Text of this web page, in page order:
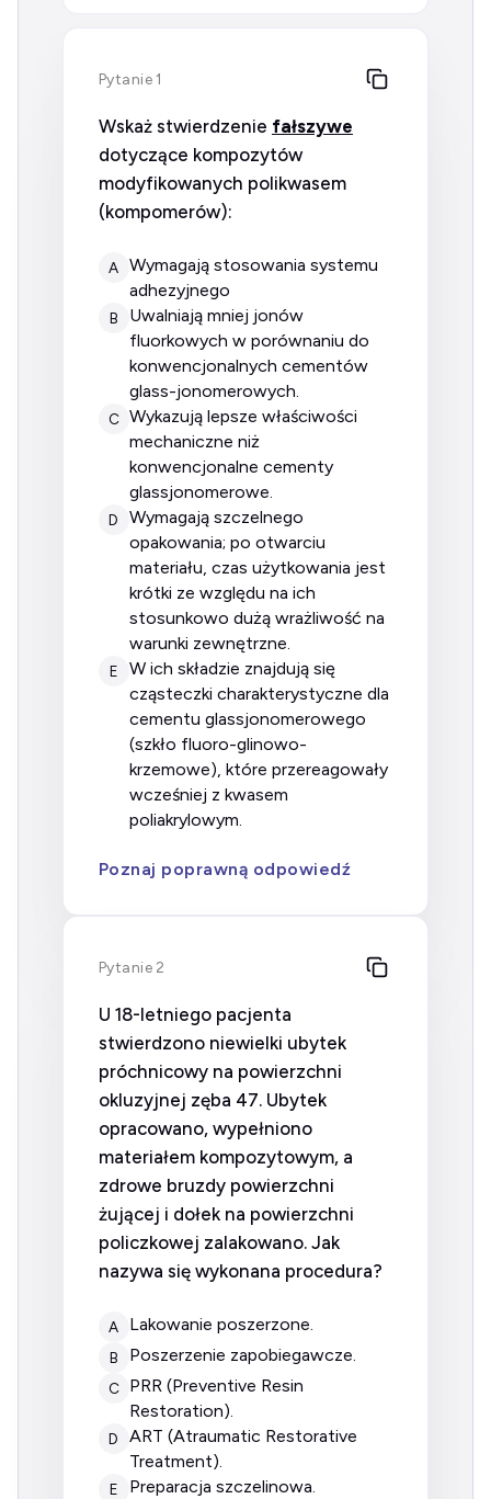
Pytanie 1
Wskaż stwierdzenie fałszywe
dotyczące kompozytów
modyfikowanych polikwasem
(kompomerów):
A
wymagają stosowania systemu
adhezyjnego
B
uwalniają mniej jonów
fluorkowych w porównaniu do
konwencjonalnych cementów
glass-jonomerowych.
C wykazują lepsze właściwości
mechaniczne niż
konwencjonalne cementy
glassjonomerowe.
D
wymagają szczelnego
opakowania; po otwarciu
materiału, czas użytkowania jest
krótki ze względu na ich
stosunkowo dużą wrażliwość na
warunki zewnętrzne.
E
w ich składzie znajdują się
cząsteczki charakterystyczne dla
cementu glassjonomerowego
(szkło fluoro-glinowo-
krzemowe), które przereagowały
wcześniej z kwasem
poliakrylowym.
Poznaj poprawną odpowiedź
Pytanie 2
U 18-letniego pacjenta
stwierdzono niewielki ubytek
próchnicowy na powierzchni
okluzyjnej zęba 47. Ubytek
opracowano, wypełniono
materiałem kompozytowym, a
zdrowe bruzdy powierzchni
żującej i dołek na powierzchni
policzkowej zalakowano. Jak
nazywa się wykonana procedura?
A lakowanie poszerzone.
B poszerzenie zapobiegawcze.
C
PRR (Preventive Resin
Restoration).
D
ART (Atraumatic Restorative
Treatment).
E preparacja szczelinowa.